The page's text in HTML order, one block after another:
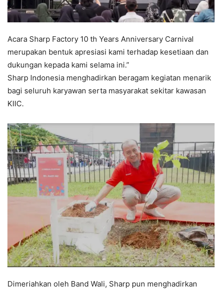
Acara Sharp Factory 10 th Years Anniversary Carnival
merupakan bentuk apresiasi kami terhadap kesetiaan dan
dukungan kepada kami selama ini.”
Sharp Indonesia menghadirkan beragam kegiatan menarik
bagi seluruh karyawan serta masyarakat sekitar kawasan
KIIC.
Dimeriahkan oleh Band Wali, Sharp pun menghadirkan